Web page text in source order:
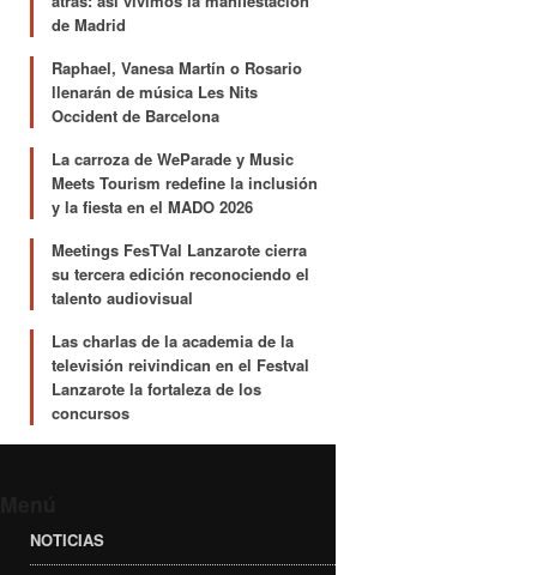
de Madrid
Raphael, Vanesa Martín o Rosario
llenarán de música Les Nits
Occident de Barcelona
La carroza de WeParade y Music
Meets Tourism redefine la inclusión
y la fiesta en el MADO 2026
Meetings FesTVal Lanzarote cierra
su tercera edición reconociendo el
talento audiovisual
Las charlas de la academia de la
televisión reivindican en el Festval
Lanzarote la fortaleza de los
concursos
NOTICIAS